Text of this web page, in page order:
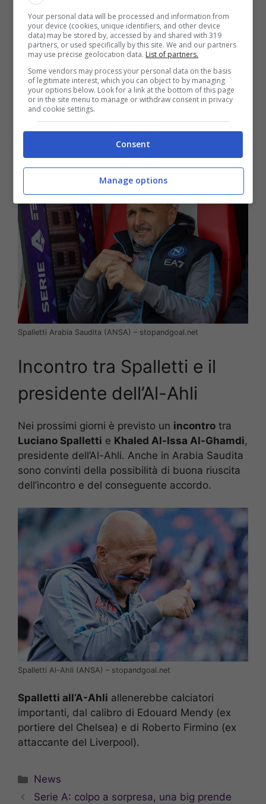
tornare in campo ad altissimi livelli. Ma il
richiamo del calcio e, perché no, anche
dell’aspettoeconomico,potrebbero convincerlo
a tornare subito in pista.
Secondo quanto riferiscegoal.com, il tecnico
sudafricano Pitso Mosimane non è più
si sta cercando con insistenza un sostituto di
Spalletti Arabia Saudita (ANSA) – stopandgoal.net
Incontro tra Spalletti e il
presidente dell’Al-Ahli
Nei prossimi giorni è previsto un incontro tra
Luciano Spalletti e Khaled Al-Issa Al-Ghamdi,
presidente dell’Al-Ahli. Anche in Arabia Saudita
sono convinti della possibilità di buona riuscita
dell’incontro e del conseguente accordo.
Spalletti Al-Ahli (ANSA) – stopandgoal.net
Spalletti all’A-Ahli allenerebbe calciatori
importanti, dal calibro di Edouard Mendy (ex
portiere del Chelsea) e di Roberto Firmino (ex
attaccante del Liverpool).
Categorie
News
Serie A: colpo a sorpresa, una big prende
Your personal data will be processed and information from
your device (cookies, unique identifiers, and other device
data) may be stored by, accessed by and shared with 319
partners, or used specifically by this site. We and our partners
may use precise geolocation data. List of partners.
Some vendors may process your personal data on the basis
of legitimate interest, which you can object to by managing
your options below. Look for a link at the bottom of this page
or in the site menu to manage or withdraw consent in privacy
and cookie settings.
Consent
Manage options